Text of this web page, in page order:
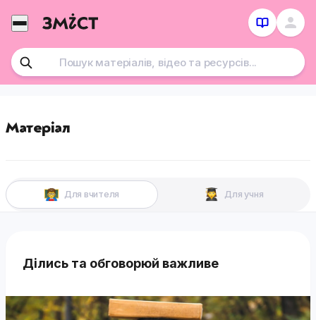
Перейти
до
Матеріал
Для вчителя Для учня
Ділись та обговорюй важливе